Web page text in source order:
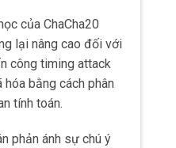
của ChaCha20
lại nâng cao đối với
công timing attack
bằng cách phân
tính toán.
phản ánh sự chú ý